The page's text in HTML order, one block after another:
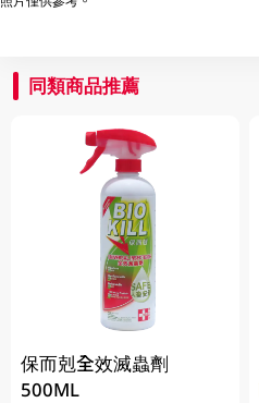
同類商品推薦
保而剋全效滅蟲劑
500ML